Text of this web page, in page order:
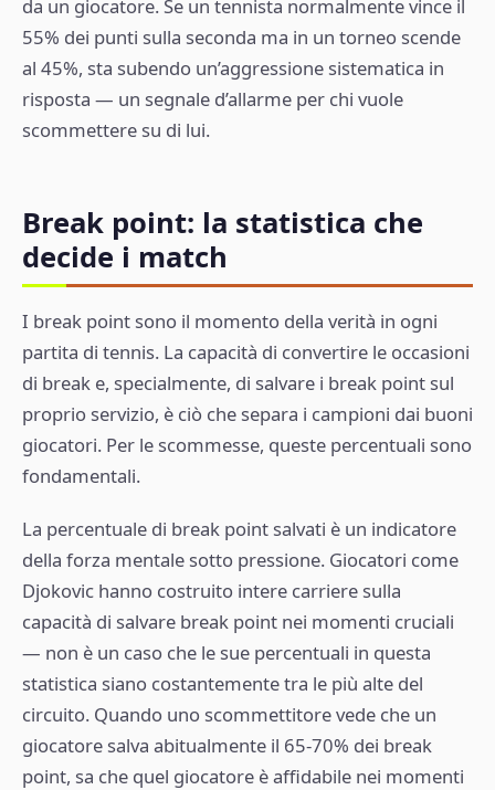
da un giocatore. Se un tennista normalmente vince il
55% dei punti sulla seconda ma in un torneo scende
al 45%, sta subendo un’aggressione sistematica in
risposta — un segnale d’allarme per chi vuole
scommettere su di lui.
Break point: la statistica che
decide i match
I break point sono il momento della verità in ogni
partita di tennis. La capacità di convertire le occasioni
di break e, specialmente, di salvare i break point sul
proprio servizio, è ciò che separa i campioni dai buoni
giocatori. Per le scommesse, queste percentuali sono
fondamentali.
La percentuale di break point salvati è un indicatore
della forza mentale sotto pressione. Giocatori come
Djokovic hanno costruito intere carriere sulla
capacità di salvare break point nei momenti cruciali
— non è un caso che le sue percentuali in questa
statistica siano costantemente tra le più alte del
circuito. Quando uno scommettitore vede che un
giocatore salva abitualmente il 65-70% dei break
point, sa che quel giocatore è affidabile nei momenti